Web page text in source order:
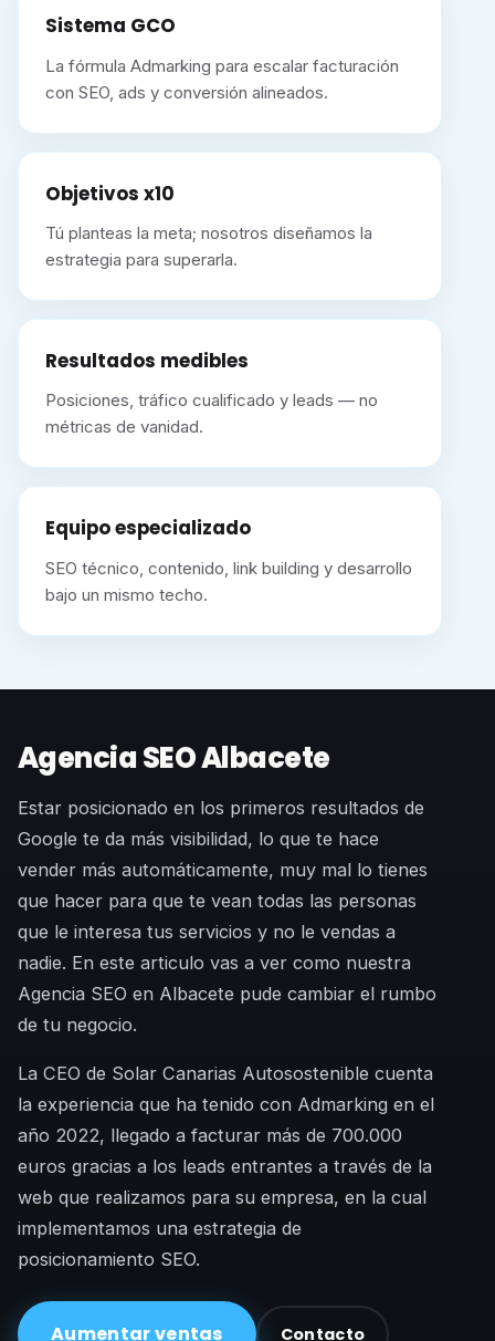
Sistema GCO
La fórmula Admarking para escalar facturación
con SEO, ads y conversión alineados.
Objetivos x10
Tú planteas la meta; nosotros diseñamos la
estrategia para superarla.
Resultados medibles
Posiciones, tráfico cualificado y leads — no
métricas de vanidad.
Equipo especializado
SEO técnico, contenido, link building y desarrollo
bajo un mismo techo.
Agencia SEO Albacete
Estar posicionado en los primeros resultados de
Google te da más visibilidad, lo que te hace
vender más automáticamente, muy mal lo tienes
que hacer para que te vean todas las personas
que le interesa tus servicios y no le vendas a
nadie. En este articulo vas a ver como nuestra
Agencia SEO en Albacete pude cambiar el rumbo
de tu negocio.
La CEO de Solar Canarias Autosostenible cuenta
la experiencia que ha tenido con Admarking en el
año 2022, llegado a facturar más de 700.000
euros gracias a los leads entrantes a través de la
web que realizamos para su empresa, en la cual
implementamos una estrategia de
posicionamiento SEO.
Aumentar ventas Contacto